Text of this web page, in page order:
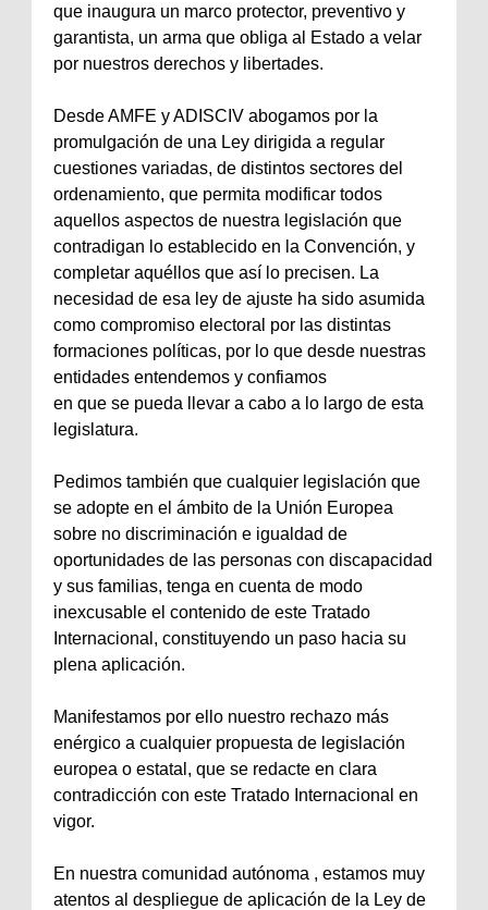
que inaugura un marco protector, preventivo y
garantista, un arma que obliga al Estado a velar
por nuestros derechos y libertades.
Desde AMFE y ADISCIV abogamos por la
promulgación de una Ley dirigida a regular
cuestiones variadas, de distintos sectores del
ordenamiento, que permita modificar todos
aquellos aspectos de nuestra legislación que
contradigan lo establecido en la Convención, y
completar aquéllos que así lo precisen. La
necesidad de esa ley de ajuste ha sido asumida
como compromiso electoral por las distintas
formaciones políticas, por lo que desde nuestras
entidades entendemos y confiamos
en que se pueda llevar a cabo a lo largo de esta
legislatura.
Pedimos también que cualquier legislación que
se adopte en el ámbito de la Unión Europea
sobre no discriminación e igualdad de
oportunidades de las personas con discapacidad
y sus familias, tenga en cuenta de modo
inexcusable el contenido de este Tratado
Internacional, constituyendo un paso hacia su
plena aplicación.
Manifestamos por ello nuestro rechazo más
enérgico a cualquier propuesta de legislación
europea o estatal, que se redacte en clara
contradicción con este Tratado Internacional en
vigor.
En nuestra comunidad autónoma , estamos muy
atentos al despliegue de aplicación de la Ley de